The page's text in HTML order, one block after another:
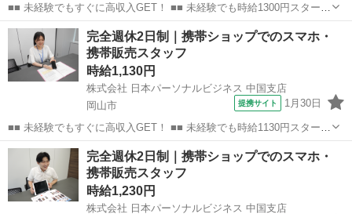
■■ 未経験でもすぐに高収入GET！ ■■ 未経験でも時給1300円スタート
なので、すぐに高収入!! 社員登用制度もあるので、ゆくゆくは社員に
なんてキャリアアップも目指せます!! ■■ 来社不要！カンタン電話登
録!! ■■...
岡山 岡山市 店長
完全週休2日制｜携帯ショップでのスマホ・
携帯販売スタッフ
時給1,130円
株式会社 日本パーソナルビジネス 中国支店
岡山市
提携サイト 1月30日
■■ 未経験でもすぐに高収入GET！ ■■ 未経験でも時給1130円スタート
なので、すぐに高収入!! 社員登用制度もあるので、ゆくゆくは社員に
なんてキャリアアップも目指せます!! ■■ 来社不要！カンタン電話登
録!! ■■...
岡山 岡山市 店長
完全週休2日制｜携帯ショップでのスマホ・
携帯販売スタッフ
時給1,230円
株式会社 日本パーソナルビジネス 中国支店